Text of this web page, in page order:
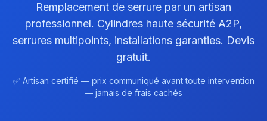
Remplacement de serrure par un artisan
professionnel. Cylindres haute sécurité A2P,
serrures multipoints, installations garanties. Devis
gratuit.
✅ Artisan certifié — prix communiqué avant toute intervention
— jamais de frais cachés